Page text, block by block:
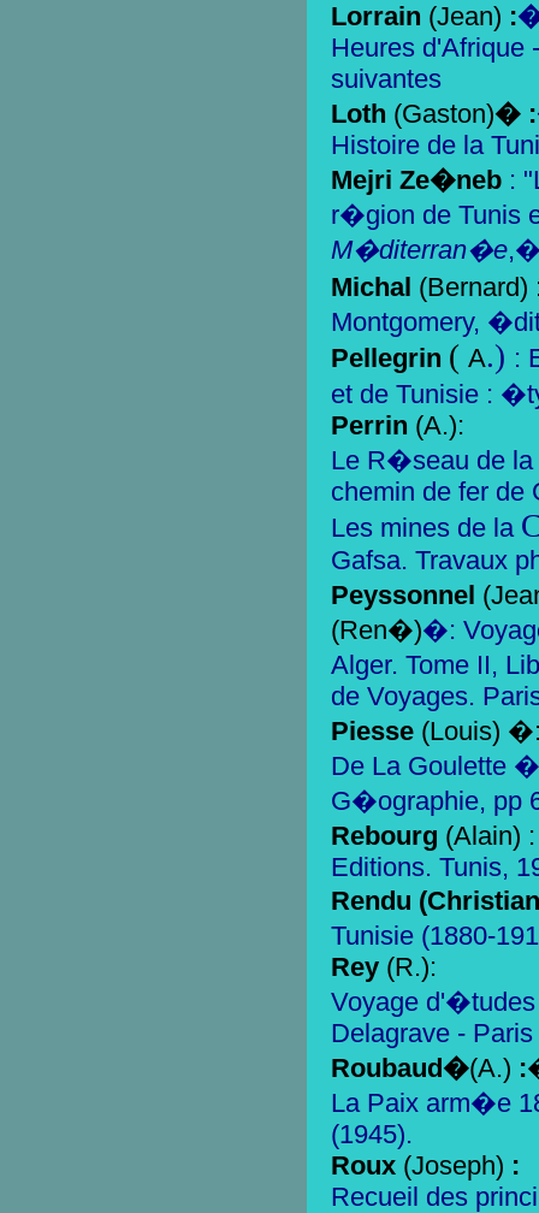
Lorrain (Jean) :
Heures d'Afrique
suivantes
Loth (Gaston)� :
Histoire de la
Mejri Ze�neb :
r�gion de Tunis
M�diterran�e
Michal (Bernard)
Montgomery,
Pellegrin ( A.) :
et de Tunisie :
Perrin (A.):
Le R�seau de la
chemin de fer de
Les mines de la
Gafsa. Travaux
Peyssonnel
(Ren�)�:
Alger. Tome II,
de Voyages.
Piesse (Louis)
De La Goulette
G�ographie, pp
Rebourg (Alain) :
Editions. Tunis,
Rendu
Tunisie (1880-
Rey (R.):
Voyage d'�tudes
Delagrave - Paris
Roubaud�(A.) :
La Paix arm�e
(1945).
Roux (Joseph) :
Recueil des